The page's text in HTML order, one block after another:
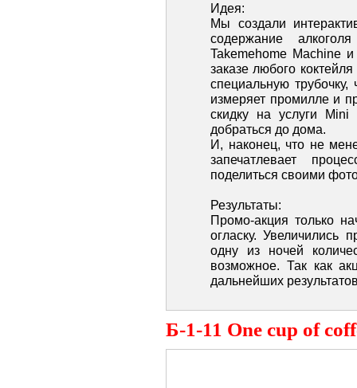
Идея:
Мы создали
содержание
Takemehome Machine
заказе любого
специальную
измеряет промилле и
скидку на услуги Mini
добраться до дома.
И, наконец, что не
запечатлевает
поделиться своими
Результаты:
Промо-акция только
огласку. Увеличились
одну из ночей
возможное. Так как
дальнейших
Б-1-11 One cup of